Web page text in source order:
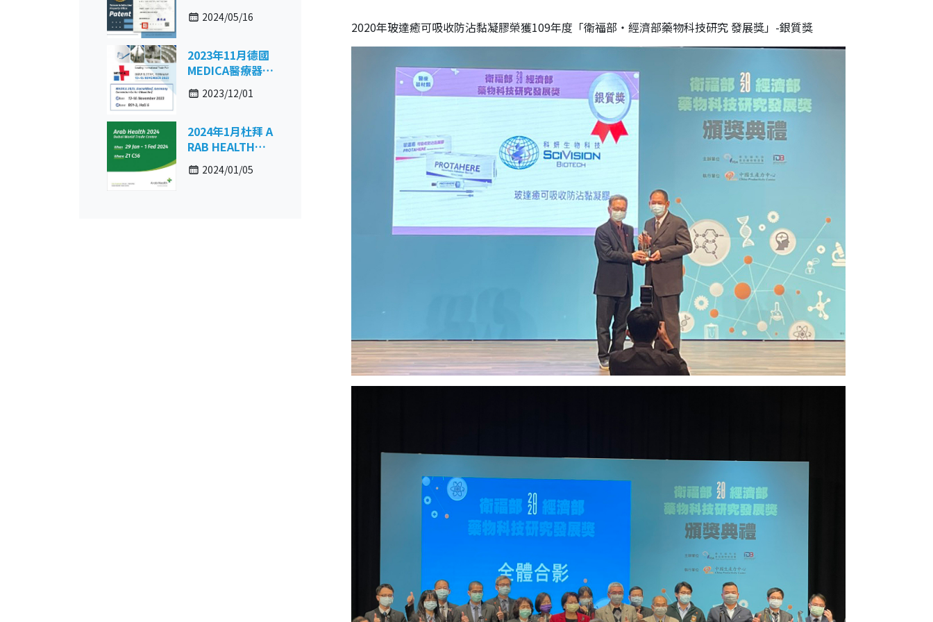
膠之方法及其產
物」台灣專利
2024/05/16
2023年11月德國
MEDICA醫療器材
展 2023/12/01
2024年1月杜拜 A
RAB HEALTH國
際醫院設備藥品
牙科設備暨復健
2024/01/05
2020年玻達癒可吸收防沾黏凝膠榮獲109年度「衛福部‧經濟部藥物科技研究 發展獎」-銀質獎